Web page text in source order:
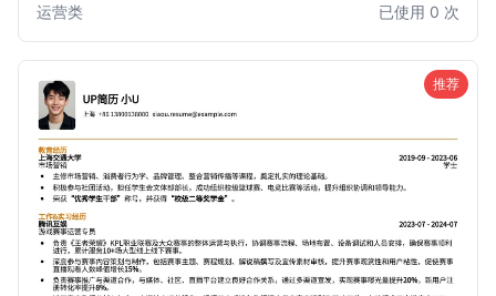
速吸引招聘方目光，展现其在提升店铺业绩、优化运营效率方
面的潜力。适用于有一定电商运营经验或希望进入电商运营领
运营类 已使用 0 次
推荐